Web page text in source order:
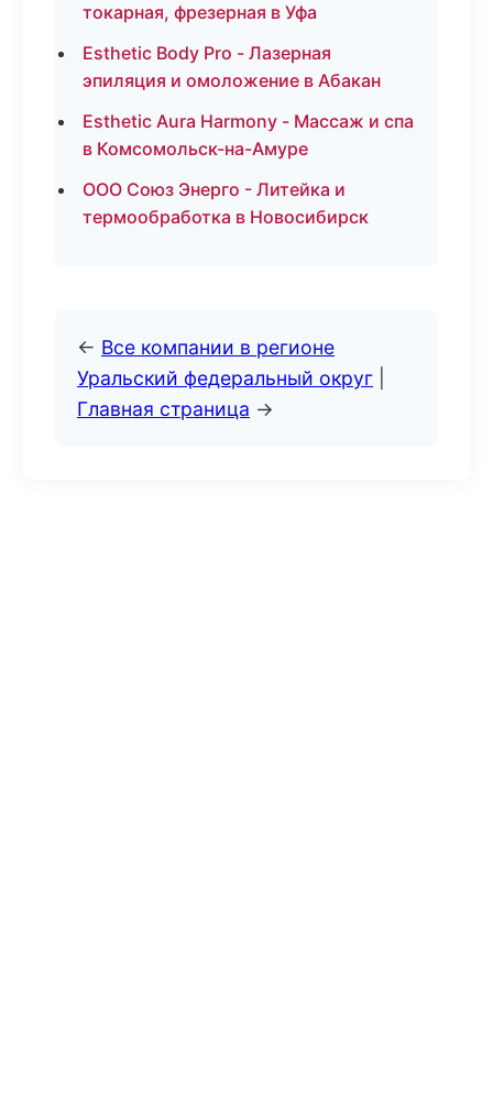
токарная, фрезерная в Уфа
Esthetic Body Pro - Лазерная
эпиляция и омоложение в Абакан
Esthetic Aura Harmony - Массаж и спа
в Комсомольск-на-Амуре
ООО Союз Энерго - Литейка и
термообработка в Новосибирск
← Все компании в регионе
Уральский федеральный округ
Главная страница →